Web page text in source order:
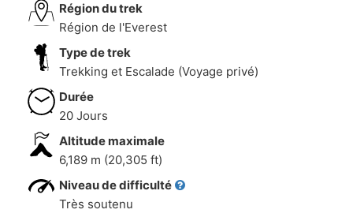
Région du trek
Région de l'Everest
Type de trek
Trekking et Escalade (Voyage privé)
Durée
20 Jours
Altitude maximale
6,189 m (20,305 ft)
Niveau de difficulté
Très soutenu